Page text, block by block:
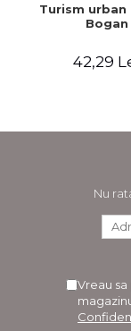
Turism urban
Bogan
42,29
Nu
Vreau